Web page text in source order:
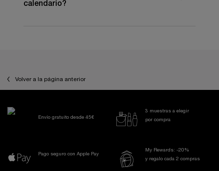
calendario?
Volver a la página anterior
Envío gratuito desde 45€
3 muestras a elegir
por compra
Pago seguro con Apple Pay
My Rewards: -20%
y regalo cada 2 compras